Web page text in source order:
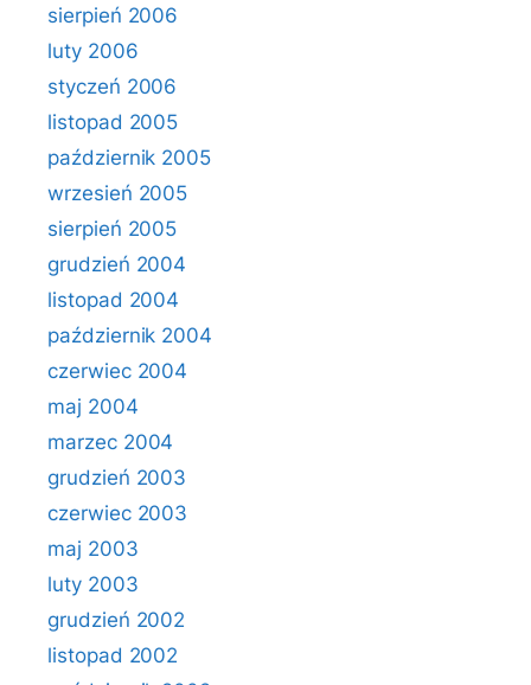
sierpień 2006
luty 2006
styczeń 2006
listopad 2005
październik 2005
wrzesień 2005
sierpień 2005
grudzień 2004
listopad 2004
październik 2004
czerwiec 2004
maj 2004
marzec 2004
grudzień 2003
czerwiec 2003
maj 2003
luty 2003
grudzień 2002
listopad 2002